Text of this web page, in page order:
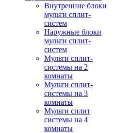
Внутренние блоки
мульти сплит-
систем
Наружные блоки
мульти сплит-
систем
Мульти сплит-
системы на 2
комнаты
Мульти сплит-
системы на 3
комнаты
Мульти сплит
системы на 4
комнаты